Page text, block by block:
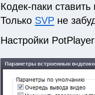
Кодек-паки
Только SVP не
Настройки